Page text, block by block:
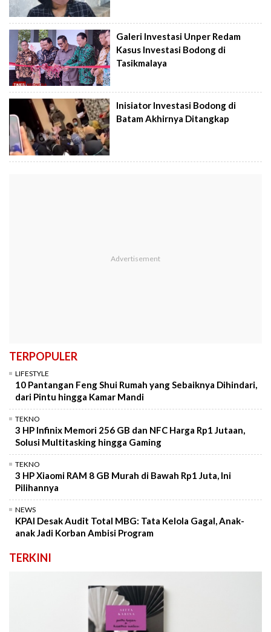
Galeri Investasi Unper Redam
Kasus Investasi Bodong di
Tasikmalaya
Inisiator Investasi Bodong di
Batam Akhirnya Ditangkap
TERPOPULER
LIFESTYLE
10 Pantangan Feng Shui Rumah yang Sebaiknya Dihindari,
dari Pintu hingga Kamar Mandi
TEKNO
3 HP Infinix Memori 256 GB dan NFC Harga Rp1 Jutaan,
Solusi Multitasking hingga Gaming
TEKNO
3 HP Xiaomi RAM 8 GB Murah di Bawah Rp1 Juta, Ini
Pilihannya
NEWS
KPAI Desak Audit Total MBG: Tata Kelola Gagal, Anak-
anak Jadi Korban Ambisi Program
TERKINI